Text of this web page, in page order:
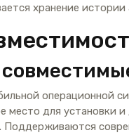
хранение
операционной
место для установки
Поддерживаются